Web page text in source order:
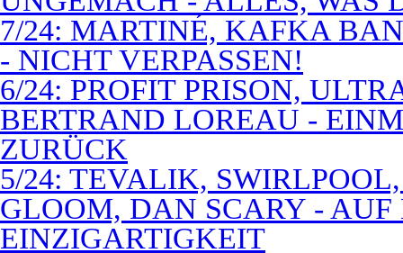
7/24: MARTINÉ, KAFKA
- NICHT VERPASSEN!
6/24: PROFIT PRISON,
BERTRAND LOREAU -
ZURÜCK
5/24: TEVALIK,
GLOOM, DAN SCARY -
EINZIGARTIGKEIT